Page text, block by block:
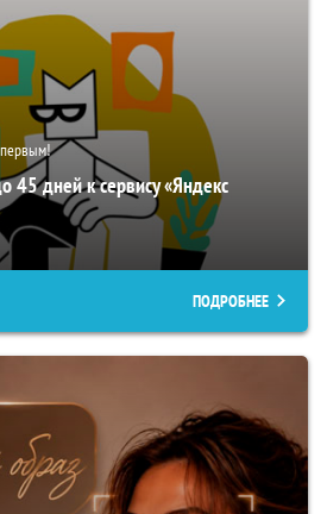
45 дней к сервису «Яндекс
ПОДРОБНЕЕ